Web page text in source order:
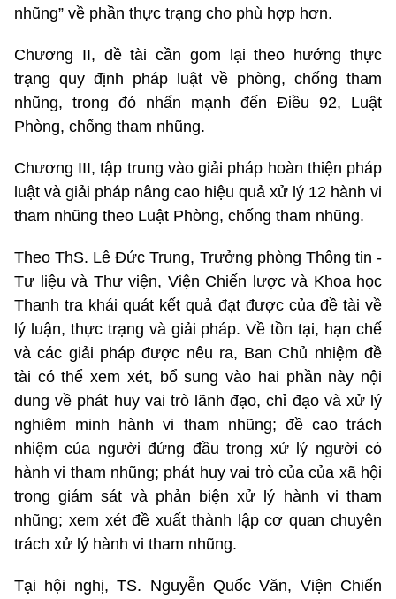
nhũng” về phần thực trạng cho phù hợp hơn.
Chương II, đề tài cần gom lại theo hướng thực
trạng quy định pháp luật về phòng, chống tham
nhũng, trong đó nhấn mạnh đến Điều 92, Luật
Phòng, chống tham nhũng.
Chương III, tập trung vào giải pháp hoàn thiện pháp
luật và giải pháp nâng cao hiệu quả xử lý 12 hành vi
tham nhũng theo Luật Phòng, chống tham nhũng.
Theo ThS. Lê Đức Trung, Trưởng phòng Thông tin -
Tư liệu và Thư viện, Viện Chiến lược và Khoa học
Thanh tra khái quát kết quả đạt được của đề tài về
lý luận, thực trạng và giải pháp. Về tồn tại, hạn chế
và các giải pháp được nêu ra, Ban Chủ nhiệm đề
tài có thể xem xét, bổ sung vào hai phần này nội
dung về phát huy vai trò lãnh đạo, chỉ đạo và xử lý
nghiêm minh hành vi tham nhũng; đề cao trách
nhiệm của người đứng đầu trong xử lý người có
hành vi tham nhũng; phát huy vai trò của của xã hội
trong giám sát và phản biện xử lý hành vi tham
nhũng; xem xét đề xuất thành lập cơ quan chuyên
trách xử lý hành vi tham nhũng.
Tại hội nghị, TS. Nguyễn Quốc Văn, Viện Chiến